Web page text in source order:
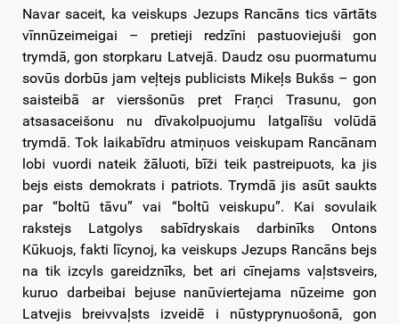
Navar saceit, ka veiskups Jezups Rancāns tics vārtāts
vīnnūzeimeigai – pretieji redzīni pastuoviejuši gon
trymdā, gon storpkaru Latvejā. Daudz osu puormatumu
sovūs dorbūs jam veļtejs publicists Mikeļs Bukšs – gon
saisteibā ar viersšonūs pret Fraņci Trasunu, gon
atsasaceišonu nu dīvakolpuojumu latgalīšu volūdā
trymdā. Tok laikabīdru atmiņuos veiskupam Rancānam
lobi vuordi nateik žāluoti, bīži teik pastreipuots, ka jis
bejs eists demokrats i patriots. Trymdā jis asūt saukts
par “boltū tāvu” vai “boltū veiskupu”. Kai sovulaik
rakstejs Latgolys sabīdryskais darbinīks Ontons
Kūkuojs, fakti līcynoj, ka veiskups Jezups Rancāns bejs
na tik izcyls gareidznīks, bet ari cīnejams vaļstsveirs,
kuruo darbeibai bejuse nanūviertejama nūzeime gon
Latvejis breivvaļsts izveidē i nūstyprynuošonā, gon